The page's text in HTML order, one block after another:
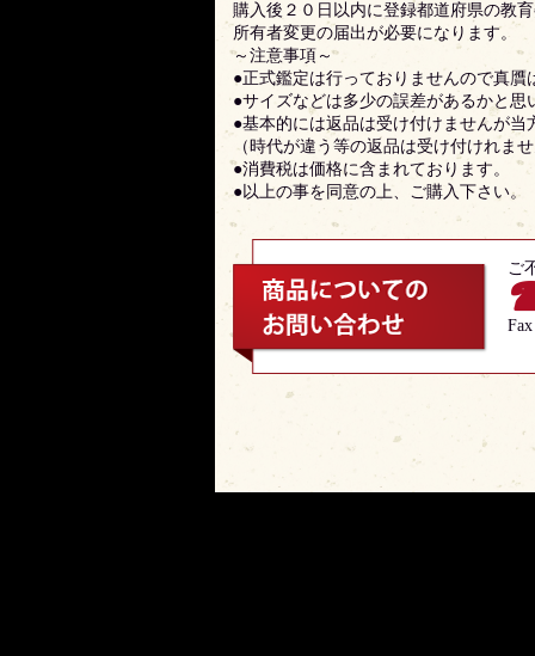
購入後２０日以内に登録都道府県の教
所有者変更の届出が必要になります。
～注意事項～
●正式鑑定は行っておりませんので真贋
●サイズなどは多少の誤差があるかと
●基本的には返品は受け付けませんが
（時代が違う等の返品は受け付けれま
●消費税は価格に含まれております。
●以上の事を同意の上、ご購入下さい。
ご